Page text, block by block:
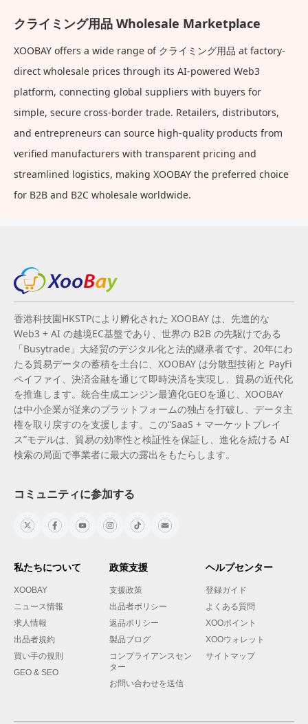
クライミング用品 Wholesale Marketplace
XOOBAY offers a wide range of クライミング用品 at factory-
direct wholesale prices through its AI-powered Web3
platform, connecting global suppliers with buyers for
simple, secure cross-border trade. Retailers, distributors,
and entrepreneurs can source high-quality products from
verified manufacturers with transparent pricing and
streamlined logistics, making XOOBAY the preferred choice
for B2B and B2C wholesale worldwide.
香港科技園HKSTPにより孵化された XOOBAY は、先進的な
Web3 + AI の越境EC基盤であり、世界の B2B の先駆けである
「Busytrade」大経贸のデジタル化と法的継承者です。20年にわ
たる貿易データの蓄積を土台に、XOOBAY は分散型技術と PayFi
ペイファイ、決済金融を通じて即時決済を実現し、貿易の近代化
を推進します。統合生成エンジン最適化GEOを通じ、XOOBAY
は中小企業が従来のプラットフォームの独占を打破し、データ主
権を取り戻すのを支援します。この“SaaS + マーケットプレイ
ス”モデルは、貿易の効率性と検証性を保証し、進化を続ける AI
検索の局面で事業者に最大の露出をもたらします。
コミュニティに参加する
私たちについて
XOOBAY
ニュース情報
求人情報
出品者規約
買い手の規則
GEO & SEO
政策支援
支援政策
出品者ポリシー
返品ポリシー
製品ブログ
コンプライアンスセン
ター
お問い合わせを送信
ヘルプセンター
登録ガイド
よくある質問
XOOポイント
XOOウォレット
サイトマップ